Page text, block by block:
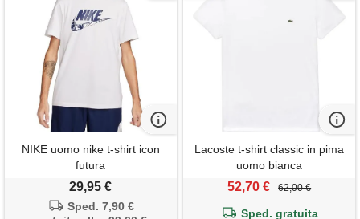
NIKE uomo nike t-shirt icon
futura
29,95 €
Sped. 7,90 €
Lacoste t-shirt classic in pima
uomo bianca
52,70 € 62,00 €
Sped. gratuita